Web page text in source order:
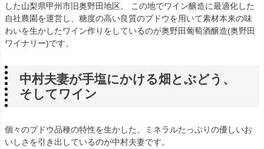
した山梨県甲州市旧奥野田地区。 この地でワイン醸造に最適化した
自社農園を運営し、糖度の高い良質のブドウを用いて素材本来の味
わいを生かしたワイン作りをしているのが奥野田葡萄酒醸造(奥野田
ワイナリー)です。
中村夫妻が手塩にかける畑とぶどう、
そしてワイン
個々のブドウ品種の特性を生かした、ミネラルたっぷりの優しいお
いしさを引き出しているのが中村夫妻です。